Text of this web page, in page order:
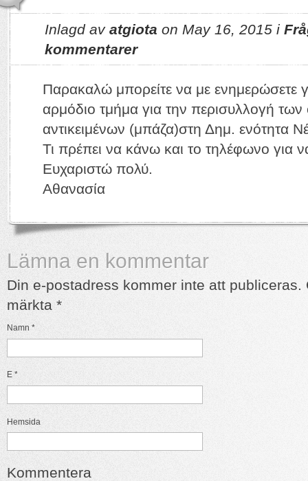
Inlagd av atgiota on May 16, 2015 i
kommentarer
Παρακαλώ μπορείτε να με ενημερώσετε
αρμόδιο τμήμα για την περισυλλογή
αντικειμένων (μπάζα)στη Δημ. ενότητα
Τι πρέπει να κάνω και το τηλέφωνο για
Ευχαριστώ πολύ.
Αθανασία
Lämna en kommentar
Din e-postadress kommer inte att publiceras.
märkta *
Namn *
E *
Hemsida
Kommentera